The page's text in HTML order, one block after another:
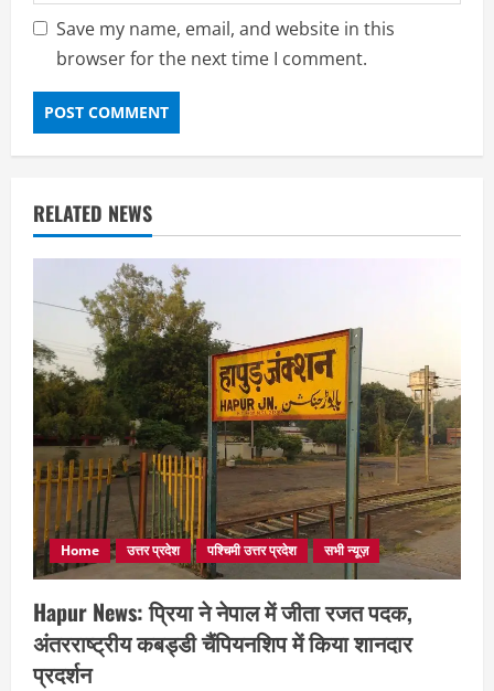
Save my name, email, and website in this
browser for the next time I comment.
RELATED NEWS
Home उत्तर प्रदेश पश्चिमी उत्तर प्रदेश सभी न्यूज़
Hapur News: प्रिया ने नेपाल में जीता रजत पदक,
अंतरराष्ट्रीय कबड्डी चैंपियनशिप में किया शानदार
प्रदर्शन